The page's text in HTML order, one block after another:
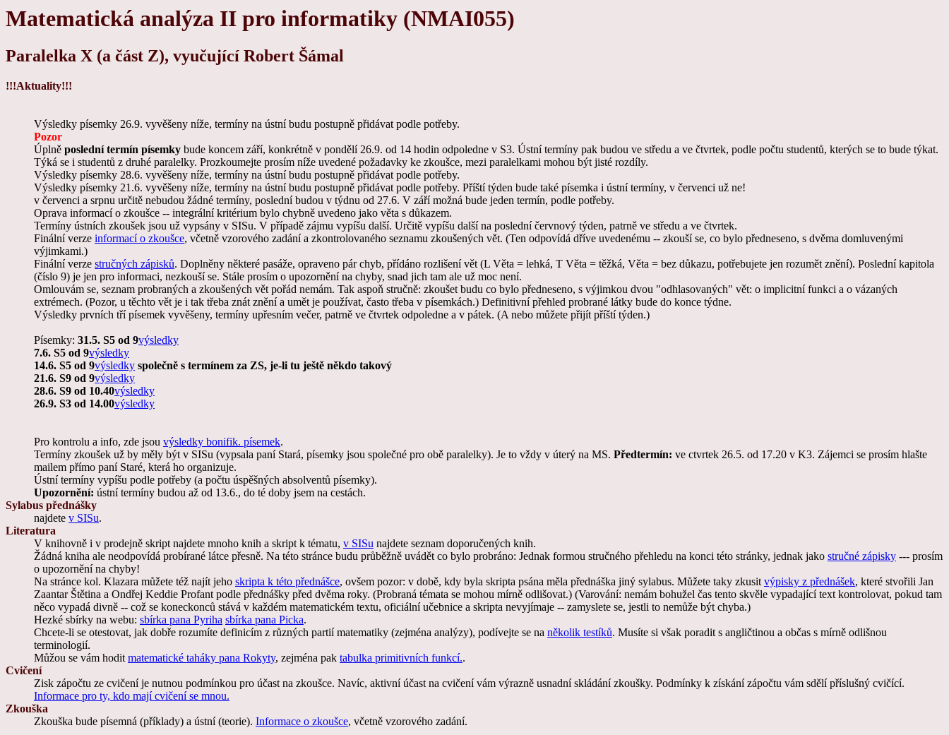
Matematická analýza II pro informatiky (NMAI055)
Paralelka X (a část Z), vyučující Robert Šámal
!!!Aktuality!!!
Výsledky písemky 26.9. vyvěšeny níže, termíny na ústní budu postupně přidávat podle potřeby.
Pozor
Úplně poslední termín písemky bude koncem září, konkrétně v pondělí 26.9. od 14 hodin odpoledne v S3. Ústní termíny pak budou ve středu a ve čtvrtek, podle počtu studentů, kterých se to bude týkat.
Týká se i studentů z druhé paralelky. Prozkoumejte prosím níže uvedené požadavky ke zkoušce, mezi paralelkami mohou být jisté rozdíly.
Výsledky písemky 28.6. vyvěšeny níže, termíny na ústní budu postupně přidávat podle potřeby.
Výsledky písemky 21.6. vyvěšeny níže, termíny na ústní budu postupně přidávat podle potřeby. Příští týden bude také písemka i ústní termíny, v červenci už ne!
v červenci a srpnu určitě nebudou žádné termíny, poslední budou v týdnu od 27.6. V září možná bude jeden termín, podle potřeby.
Oprava informací o zkoušce -- integrální kritérium bylo chybně uvedeno jako věta s důkazem.
Termíny ústních zkoušek jsou už vypsány v SISu. V případě zájmu vypíšu další. Určitě vypíšu další na poslední červnový týden, patrně ve středu a ve čtvrtek.
Finální verze informací o zkoušce, včetně vzorového zadání a zkontrolovaného seznamu zkoušených vět. (Ten odpovídá dříve uvedenému -- zkouší se, co bylo předneseno, s dvěma domluvenými
výjimkami.)
Finální verze stručných zápisků. Doplněny některé pasáže, opraveno pár chyb, přídáno rozlišení vět (L Věta = lehká, T Věta = těžká, Věta = bez důkazu, potřebujete jen rozumět znění). Poslední kapitola
(číslo 9) je jen pro informaci, nezkouší se. Stále prosím o upozornění na chyby, snad jich tam ale už moc není.
Omlouvám se, seznam probraných a zkoušených vět pořád nemám. Tak aspoň stručně: zkoušet budu co bylo předneseno, s výjimkou dvou "odhlasovaných" vět: o implicitní funkci a o vázaných
extrémech. (Pozor, u těchto vět je i tak třeba znát znění a umět je používat, často třeba v písemkách.) Definitivní přehled probrané látky bude do konce týdne.
Výsledky prvních tří písemek vyvěšeny, termíny upřesním večer, patrně ve čtvrtek odpoledne a v pátek. (A nebo můžete přijít příští týden.)
Písemky: 31.5. S5 od 9výsledky
7.6. S5 od 9výsledky
14.6. S5 od 9výsledky společně s termínem za ZS, je-li tu ještě někdo takový
21.6. S9 od 9výsledky
28.6. S9 od 10.40výsledky
26.9. S3 od 14.00výsledky
Pro kontrolu a info, zde jsou výsledky bonifik. písemek.
Termíny zkoušek už by měly být v SISu (vypsala paní Stará, písemky jsou společné pro obě paralelky). Je to vždy v úterý na MS. Předtermín: ve ctvrtek 26.5. od 17.20 v K3. Zájemci se prosím hlašte
mailem přímo paní Staré, která ho organizuje.
Ústní termíny vypíšu podle potřeby (a počtu úspěšných absolventů písemky).
Upozornění: ústní termíny budou až od 13.6., do té doby jsem na cestách.
Sylabus přednášky
najdete v SISu.
Literatura
V knihovně i v prodejně skript najdete mnoho knih a skript k tématu, v SISu najdete seznam doporučených knih.
Žádná kniha ale neodpovídá probírané látce přesně. Na této stránce budu průběžně uvádět co bylo probráno: Jednak formou stručného přehledu na konci této stránky, jednak jako stručné zápisky --- prosím
o upozornění na chyby!
Na stránce kol. Klazara můžete též najít jeho skripta k této přednášce, ovšem pozor: v době, kdy byla skripta psána měla přednáška jiný sylabus. Můžete taky zkusit výpisky z přednášek, které stvořili Jan
Zaantar Štětina a Ondřej Keddie Profant podle přednášky před dvěma roky. (Probraná témata se mohou mírně odlišovat.) (Varování: nemám bohužel čas tento skvěle vypadající text kontrolovat, pokud tam
něco vypadá divně -- což se koneckonců stává v každém matematickém textu, oficiální učebnice a skripta nevyjímaje -- zamyslete se, jestli to nemůže být chyba.)
Hezké sbírky na webu: sbírka pana Pyriha sbírka pana Picka.
Chcete-li se otestovat, jak dobře rozumíte definicím z různých partií matematiky (zejména analýzy), podívejte se na několik testíků. Musíte si však poradit s angličtinou a občas s mírně odlišnou
terminologií.
Můžou se vám hodit matematické taháky pana Rokyty, zejména pak tabulka primitivních funkcí..
Cvičení
Zisk zápočtu ze cvičení je nutnou podmínkou pro účast na zkoušce. Navíc, aktivní účast na cvičení vám výrazně usnadní skládání zkoušky. Podmínky k získání zápočtu vám sdělí příslušný cvičící.
Informace pro ty, kdo mají cvičení se mnou.
Zkouška
Zkouška bude písemná (příklady) a ústní (teorie). Informace o zkoušce, včetně vzorového zadání.